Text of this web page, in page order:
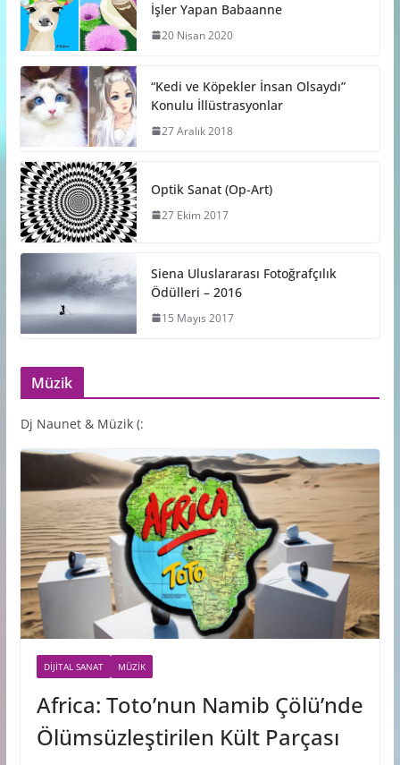
İşler Yapan Babaanne
20 Nisan 2020
“Kedi ve Köpekler İnsan Olsaydı”
Konulu İllüstrasyonlar
27 Aralık 2018
Optik Sanat (Op-Art)
27 Ekim 2017
Siena Uluslararası Fotoğrafçılık
Ödülleri – 2016
15 Mayıs 2017
Müzik
Dj Naunet & Müzik (:
DIJITAL SANAT MÜZIK
Africa: Toto’nun Namib Çölü’nde
Ölümsüzleştirilen Kült Parçası